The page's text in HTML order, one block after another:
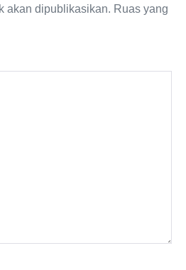
akan dipublikasikan. Ruas yang